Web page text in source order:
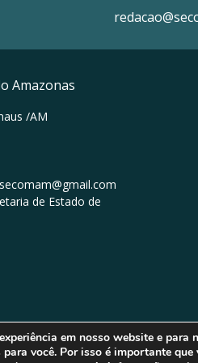
Amazonas
/AM
de Estado de
em nosso website e para
você. Por isso é importante